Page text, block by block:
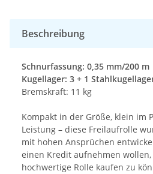
Beschreibung
Schnurfassung: 0,35 mm/200 m
Kugellager: 3 + 1
Bremskraft: 11 kg
Kompakt in der Größe, klein im
Leistung – diese Freilaufrolle
mit hohen Ansprüchen
einen Kredit aufnehmen
hochwertige Rolle kaufen zu